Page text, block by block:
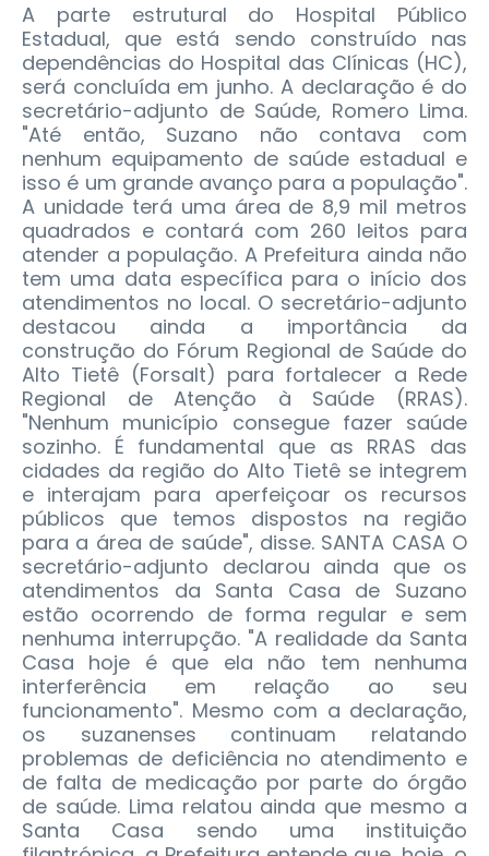
A parte estrutural do Hospital Público
Estadual, que está sendo construído nas
dependências do Hospital das Clínicas (HC),
será concluída em junho. A declaração é do
secretário-adjunto de Saúde, Romero Lima.
"Até então, Suzano não contava com
nenhum equipamento de saúde estadual e
isso é um grande avanço para a população".
A unidade terá uma área de 8,9 mil metros
quadrados e contará com 260 leitos para
atender a população. A Prefeitura ainda não
tem uma data específica para o início dos
atendimentos no local. O secretário-adjunto
destacou ainda a importância da
construção do Fórum Regional de Saúde do
Alto Tietê (Forsalt) para fortalecer a Rede
Regional de Atenção à Saúde (RRAS).
"Nenhum município consegue fazer saúde
sozinho. É fundamental que as RRAS das
cidades da região do Alto Tietê se integrem
e interajam para aperfeiçoar os recursos
públicos que temos dispostos na região
para a área de saúde", disse. SANTA CASA O
secretário-adjunto declarou ainda que os
atendimentos da Santa Casa de Suzano
estão ocorrendo de forma regular e sem
nenhuma interrupção. "A realidade da Santa
Casa hoje é que ela não tem nenhuma
interferência em relação ao seu
funcionamento". Mesmo com a declaração,
os suzanenses continuam relatando
problemas de deficiência no atendimento e
de falta de medicação por parte do órgão
de saúde. Lima relatou ainda que mesmo a
Santa Casa sendo uma instituição